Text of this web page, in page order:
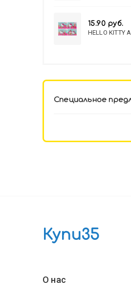
15.90 руб.
HELLO KITTY
Специальное
Купи35
О нас